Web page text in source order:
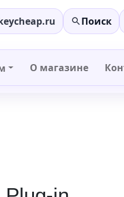
Поиск
О магазине